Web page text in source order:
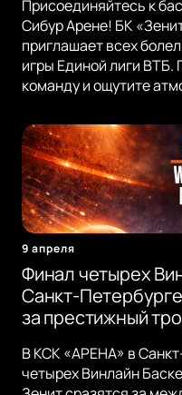
Присоединяйтесь к
Сибур Арене! БК
приглашает всех
игры Единой лиги
команду и ощутите
9 апреля
Финал четырех
Санкт-
за престижный
В КСК «АРЕНА» в
четырех Винлайн